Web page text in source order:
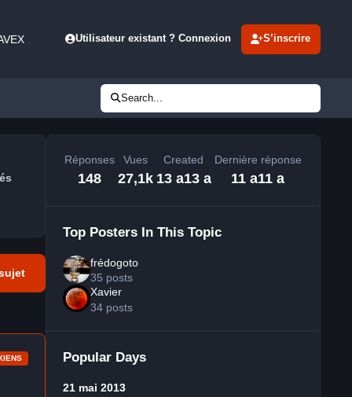
Utilisateur existant ? Connexion S’inscrire
Search...
Réponses
148
Vues
27,1k
Created
13 a13 a
Dernière réponse
11 a11 a
Top Posters In This Topic
frédogoto
35 posts
Xavier
34 posts
Popular Days
21 mai 2013